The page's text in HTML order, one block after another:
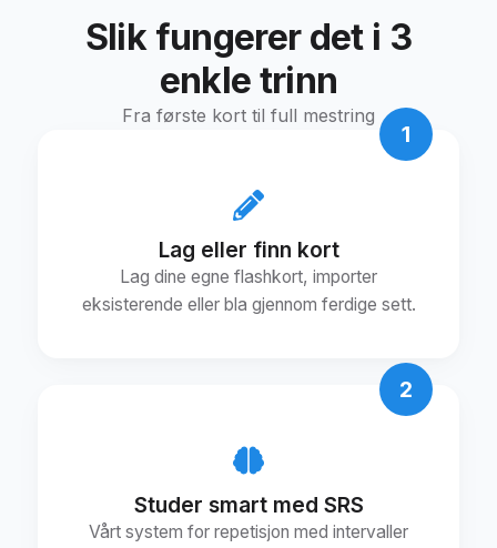
Slik fungerer det i 3
enkle trinn
Fra første kort til full mestring
1
Lag eller finn kort
Lag dine egne flashkort, importer
eksisterende eller bla gjennom ferdige sett.
2
Studer smart med SRS
Vårt system for repetisjon med intervaller